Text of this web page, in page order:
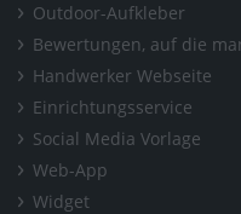
Outdoor-Aufkleber
Bewertungen, auf die
Handwerker Webseite
Einrichtungsservice
Social Media Vorlage
Web-App
Widget